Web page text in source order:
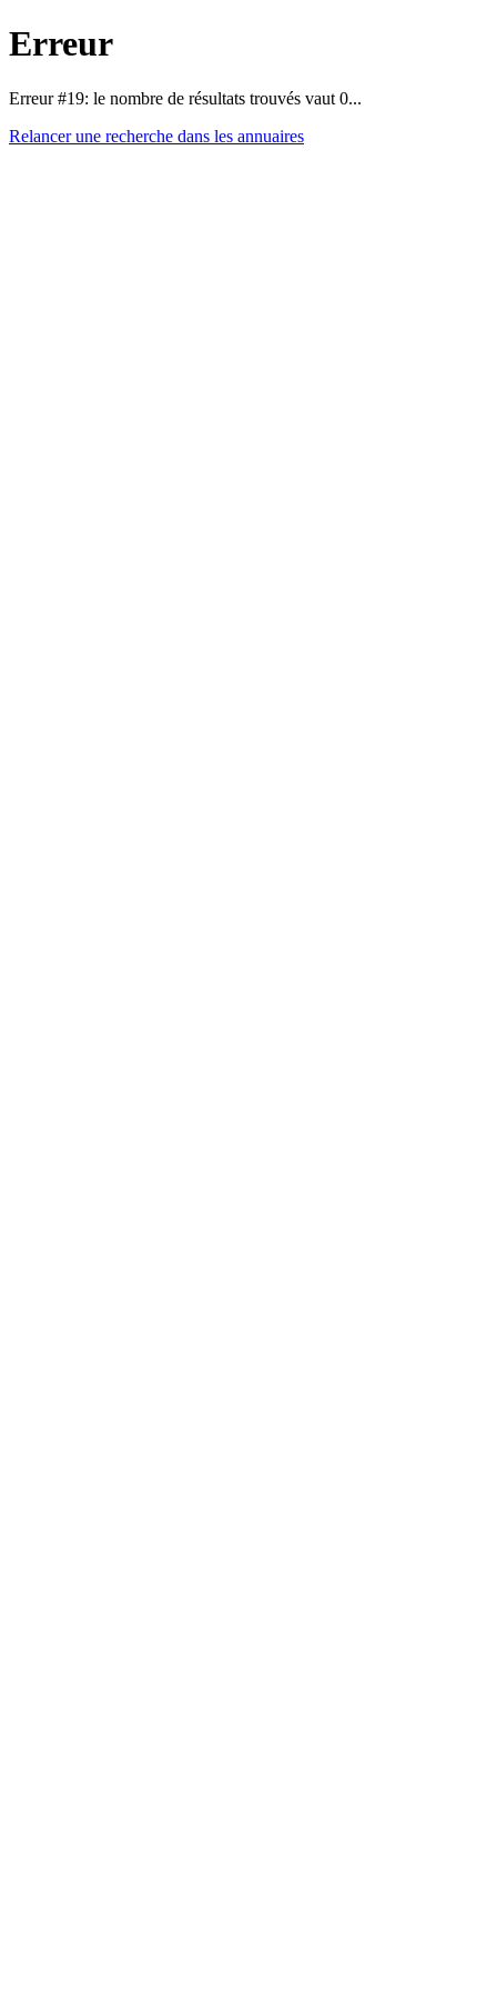
Erreur
Erreur #19: le nombre de résultats trouvés vaut 0...
Relancer une recherche dans les annuaires